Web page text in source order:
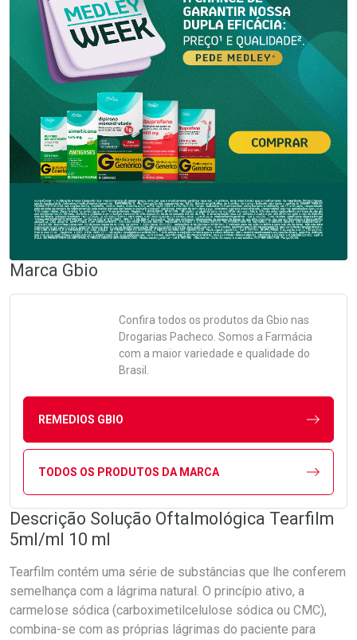
Marca Gbio
Confira todos os produtos da Gbio nas
Drogarias Pacheco. Somos a Farmácia
com a maior variedade e qualidade do
Brasil.
REMEDIOS GBIO
TODOS OS PRODUTOS DA MARCA
Descrição Solução Oftalmológica Tearfilm
5ml/ml 10 ml
Tearfilm contém uma série de substâncias que lhe conferem
semelhança com a lágrima natural. O princípio ativo, a
carmelose sódica (carboximetilcelulose sódica ou CMC),
combina-se com as próprias lágrimas do paciente para